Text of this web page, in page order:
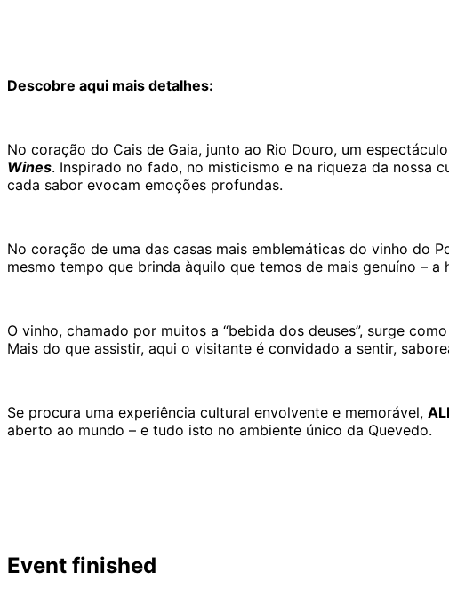
Descobre aqui mais detalhes:
No coração do Cais de Gaia, junto ao Rio Douro, um
Wines. Inspirado no fado, no misticismo e na riqueza da nossa
cada sabor evocam emoções profundas.
No coração de uma das casas mais emblemáticas do vinho do
mesmo tempo que brinda àquilo que temos de mais genuíno –
O vinho, chamado por muitos a “bebida dos deuses”, surge
Mais do que assistir, aqui o visitante é convidado a sentir,
Se procura uma experiência cultural envolvente e memorável,
aberto ao mundo – e tudo isto no ambiente único da Quevedo.
Event finished